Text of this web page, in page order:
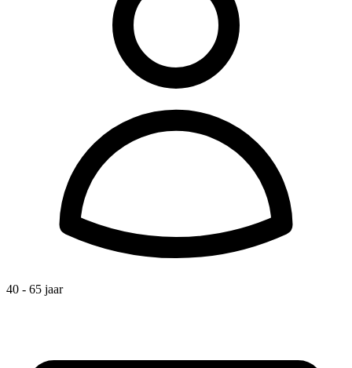
40 - 65 jaar